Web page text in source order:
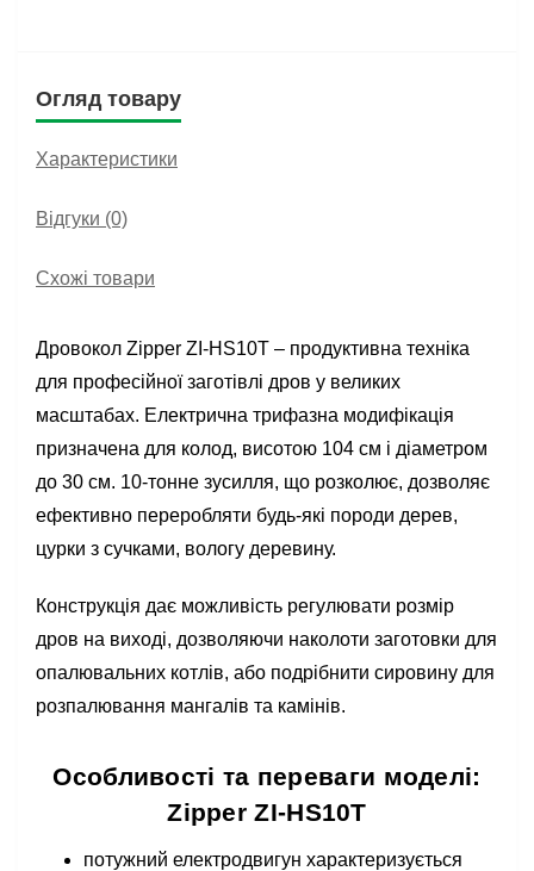
Огляд товару
Характеристики
Відгуки (0)
Схожі товари
Дровокол Zipper ZI-HS10T – продуктивна техніка
для професійної заготівлі дров у великих
масштабах. Електрична трифазна модифікація
призначена для колод, висотою 104 см і діаметром
до 30 см. 10-тонне зусилля, що розколює, дозволяє
ефективно переробляти будь-які породи дерев,
цурки з сучками, вологу деревину.
Конструкція дає можливість регулювати розмір
дров на виході, дозволяючи наколоти заготовки для
опалювальних котлів, або подрібнити сировину для
розпалювання мангалів та камінів.
Особливості та переваги моделі:
Zipper ZI-HS10T
потужний електродвигун характеризується